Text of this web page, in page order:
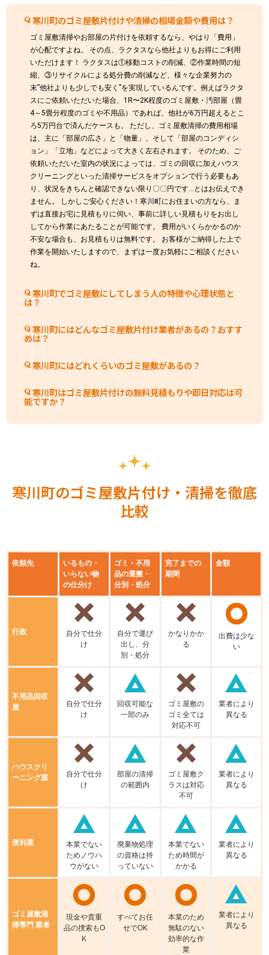
寒川町のゴミ屋敷片付けや清掃の相場金額や費用は？
ゴミ屋敷清掃やお部屋の片付けを依頼するなら、やはり「費用」
が心配ですよね。 その点、ラクタスなら他社よりもお得にご利用
いただけます！ ラクタスは①移動コストの削減、②作業時間の短
縮、③リサイクルによる処分費の削減など、様々な企業努力の
末”他社よりも少しでも安く”を実現しているんです。例えばラクタ
スにご依頼いただいた場合、1R〜2K程度のゴミ屋敷・汚部屋（畳
4～5畳分程度のゴミや不用品）であれば、他社が6万円超えるとこ
ろ5万円台で済んだケースも。 ただし、ゴミ屋敷清掃の費用相場
は、主に「部屋の広さ」と「物量」、そして「部屋のコンディシ
ョン」「立地」などによって大きく左右されます。 そのため、ご
依頼いただいた室内の状況によっては、ゴミの回収に加えハウス
クリーニングといった清掃サービスをオプションで行う必要もあ
り、状況をきちんと確認できない限り〇〇円です…とはお伝えでき
ません。 しかしご安心ください！寒川町にお住まいの方なら、ま
ずは直接お宅に見積もりに伺い、事前に詳しい見積もりをお出し
してから作業にあたることが可能です。 費用がいくらかかるのか
不安な場合も、お見積もりは無料です。 お客様がご納得した上で
作業を開始いたしますので、まずは一度お気軽にご相談ください
ね。
寒川町でゴミ屋敷にしてしまう人の特徴や心理状態と
は？
寒川町にはどんなゴミ屋敷片付け業者があるの？おすす
めは？
寒川町にはどれくらいのゴミ屋敷があるの？
寒川町はゴミ屋敷片付けの無料見積もりや即日対応は可
能ですか？
寒川町のゴミ屋敷片付け・清掃を徹底
比較
依頼先
いるもの・
いらない物
の仕分け
ゴミ・不用
品の運搬・
分別・処分
完了までの
期間
金額
行政
⾃分で仕分
け
⾃分で運び
出し、分
別・処分
かなりかか
る
出費は少な
い
不⽤品回収
屋
⾃分で仕分
け
回収可能な
⼀部のみ
ゴミ屋敷の
ゴミ全ては
対応不可
業者により
異なる
ハウスクリ
ーニング屋
⾃分で仕分
け
部屋の清掃
の範囲内
ゴミ屋敷ク
ラスは対応
不可
業者により
異なる
便利屋
本業でない
ためノウハ
ウがない
廃棄物処理
の資格は持
っていない
本業でない
ため時間が
かかる
業者により
異なる
ゴミ屋敷清
掃専門 業者
現⾦や貴重
品の捜索もO
K
すべてお任
せでOK
本業のため
無駄のない
効率的な作
業
業者により
異なる